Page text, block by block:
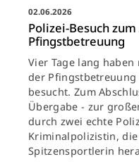
02.06.2026
Polizei-Besuch
Pfingstbetreuung
Vier Tage lang
der Pfingstbetreuung
besucht. Zum
Übergabe - zur
durch zwei echte
Kriminalpolizistin,
Spitzensportlerin